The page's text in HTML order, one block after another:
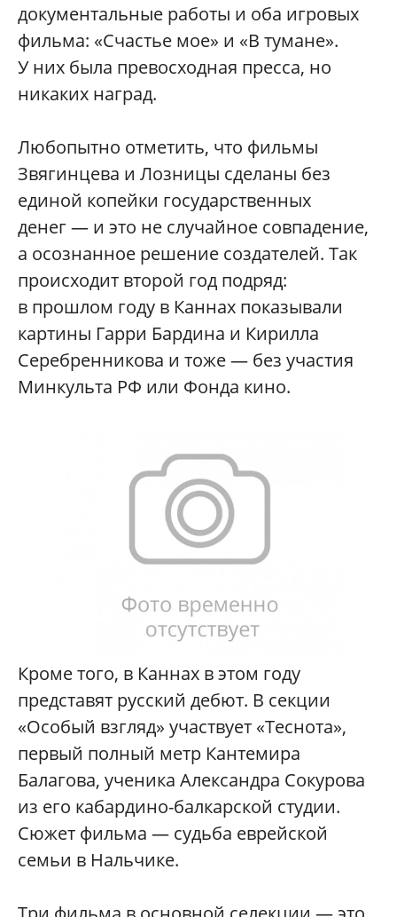
документальные работы и оба игровых
фильма: «Счастье мое» и «В тумане».
У них была превосходная пресса, но
никаких наград.
Любопытно отметить, что фильмы
Звягинцева и Лозницы сделаны без
единой копейки государственных
денег — и это не случайное совпадение,
а осознанное решение создателей. Так
происходит второй год подряд:
в прошлом году в Каннах показывали
картины Гарри Бардина и Кирилла
Серебренникова и тоже — без участия
Минкульта РФ или Фонда кино.
Кроме того, в Каннах в этом году
представят русский дебют. В секции
«Особый взгляд» участвует «Теснота»,
первый полный метр Кантемира
Балагова, ученика Александра Сокурова
из его кабардино-балкарской студии.
Сюжет фильма — судьба еврейской
семьи в Нальчике.